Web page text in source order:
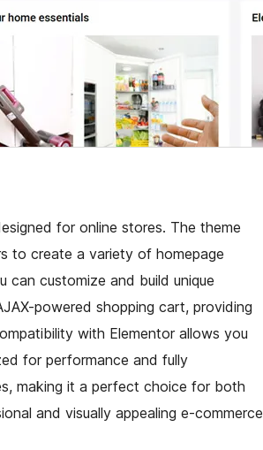
for online stores. The theme
to create a variety of homepage
can customize and build unique
powered shopping cart, providing
with Elementor allows you
for performance and fully
making it a perfect choice for both
and visually appealing e-commerce